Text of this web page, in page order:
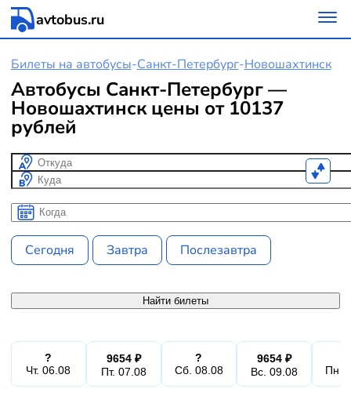
avtobus.ru
Билеты на автобусы-Санкт-Петербург-Новошахтинск
Автобусы Санкт-Петербург —
Новошахтинск цены от 10137
рублей
Откуда
Куда
Когда
Когда
Сегодня Завтра Послезавтра
Найти билеты
?
Чт. 06.08
9654 ₽
Пт. 07.08
?
Сб. 08.08
9654 ₽
Вс. 09.08
Пн.